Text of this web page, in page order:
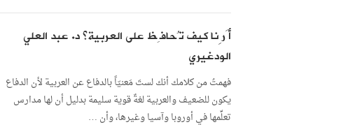
أَرِنا كيف تُحافِظ على العربية؟ د. عبد العلي
الودغيري
فهمتُ من كلامك أنك لستَ مَعنيّاً بالدفاع عن العربية لأن الدفاع
يكون للضعيف والعربية لغةٌ قوية سليمة بدليل أن لها مدارس
تعلِّمها في أوروبا وآسيا وغيرها، وأن …